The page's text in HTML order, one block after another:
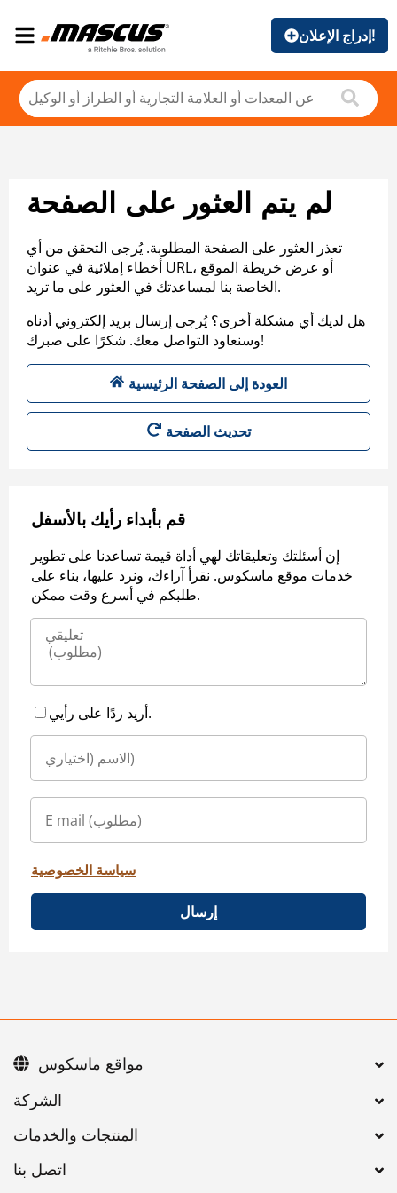
إدراج الإعلان!
لم يتم العثور على الصفحة
تعذر العثور على الصفحة المطلوبة. يُرجى التحقق من أي
أخطاء إملائية في عنوان URL، أو عرض خريطة الموقع
الخاصة بنا لمساعدتك في العثور على ما تريد.
هل لديك أي مشكلة أخرى؟ يُرجى إرسال بريد إلكتروني أدناه
وسنعاود التواصل معك. شكرًا على صبرك!
العودة إلى الصفحة الرئيسية
تحديث الصفحة
قم بأبداء رأيك بالأسفل
إن أسئلتك وتعليقاتك لهي أداة قيمة تساعدنا على تطوير
خدمات موقع ماسكوس. نقرأ آراءك، ونرد عليها، بناء على
طلبكم في أسرع وقت ممكن.
أريد ردًا على رأيي.
سياسة الخصوصية
إرسال
اتصل بنا
مواقع ماسكوس